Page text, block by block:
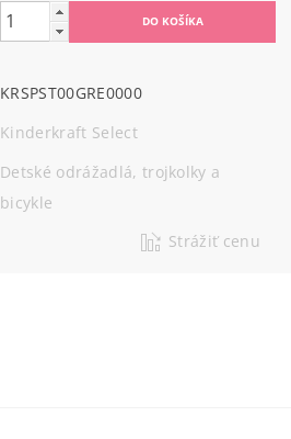
KRSPST00GRE0000
Kinderkraft Select
Detské odrážadlá, trojkolky a
bicykle
Strážiť cenu